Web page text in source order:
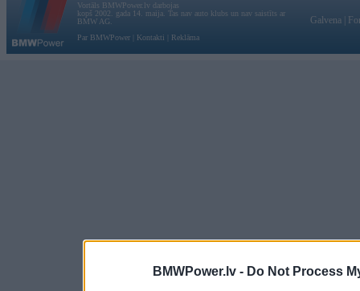
BMWPower.lv - Do Not Process
Vortāls BMWPower.lv darbojas
kopš 2002. gada 14. maija. Tas nav auto klubs un nav saistīts ar
BMW AG.
Par BMWPower
Kontakti Reklāma
Galvena